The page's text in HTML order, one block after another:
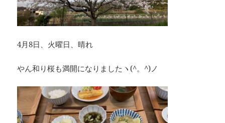
4月8日、火曜日、晴れ
やん和り桜も満開になりましたヽ(^。^)ノ